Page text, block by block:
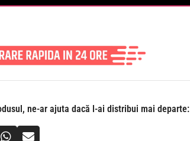
ne-ar ajuta dacă l-ai distribui mai departe: